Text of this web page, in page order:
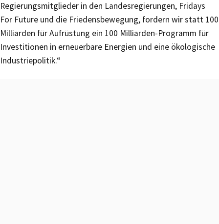
Regierungsmitglieder in den Landesregierungen, Fridays
For Future und die Friedensbewegung, fordern wir statt 100
Milliarden für Aufrüstung ein 100 Milliarden-Programm für
Investitionen in erneuerbare Energien und eine ökologische
Industriepolitik.“